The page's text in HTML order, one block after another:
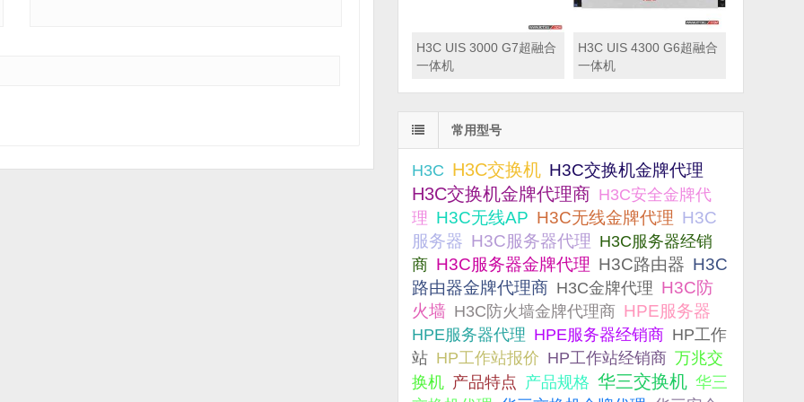
H3C UIS 3000 G7超融合
一体机
H3C UIS 4300 G6超融合
一体机
常用型号
H3C H3C交换机 H3C交换机金牌代理
H3C交换机金牌代理商 H3C安全金牌代
理 H3C无线AP H3C无线金牌代理 H3C
服务器 H3C服务器代理 H3C服务器经销
商 H3C服务器金牌代理 H3C路由器 H3C
路由器金牌代理商 H3C金牌代理 H3C防
火墙 H3C防火墙金牌代理商 HPE服务器
HPE服务器代理 HPE服务器经销商 HP工作
站 HP工作站报价 HP工作站经销商 万兆交
换机 产品特点 产品规格 华三交换机 华三